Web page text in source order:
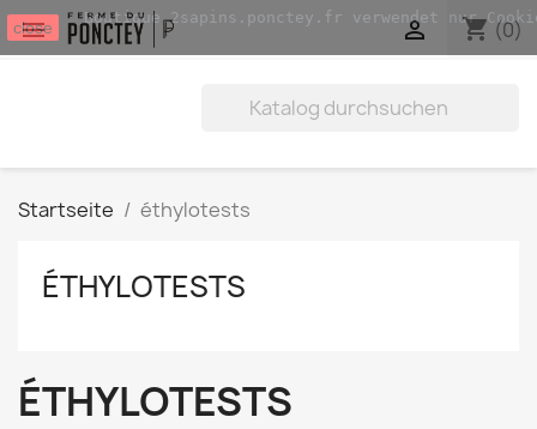
close
Boutique.2sapins.ponctey.fr verwendet nur
 shopping_cart (0)

Startseite éthylotests
ÉTHYLOTESTS
ÉTHYLOTESTS